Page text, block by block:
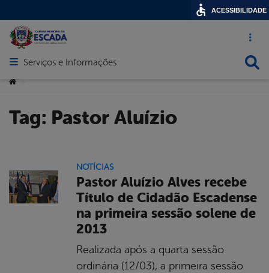
Acesso
Abrir menu principal de navegação
Serviços e Informações
Você está aqui:
Tag: Pastor Aluízio
NOTÍCIAS
Pastor Aluízio Alves recebe
Título de Cidadão Escadense
na primeira sessão solene de
2013
Realizada após a quarta sessão
ordinária (12/03), a primeira sessão
ACESSIBILIDADE